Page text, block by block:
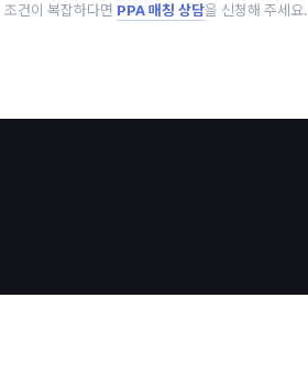
조건이 복잡하다면 PPA 매칭 상담을 신청해 주세요.